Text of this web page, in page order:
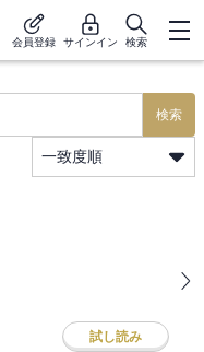
会員登録 サインイン 検索
検索
一致度順
試し読み